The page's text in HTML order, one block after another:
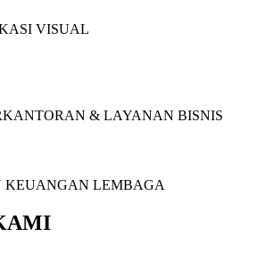
VISUAL
& LAYANAN BISNIS
KEUANGAN LEMBAGA